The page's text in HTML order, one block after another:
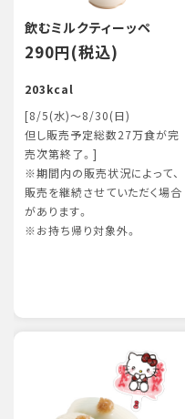
飲むミルクティーッペ
290円(税込)
203kcal
[8/5(水)～8/30(日)
但し販売予定総数27万食が完
売次第終了。]
※期間内の販売状況によって、
販売を継続させていただく場合
があります。
※お持ち帰り対象外。